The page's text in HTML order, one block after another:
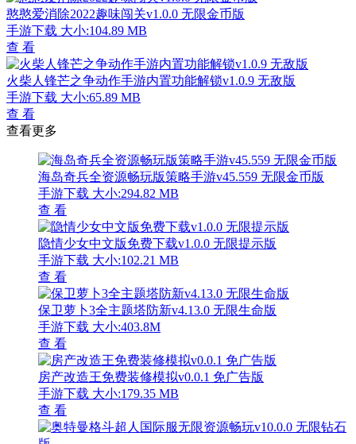
憨憨爱消除2022趣味闯关v1.0.0 无限金币版
手游下载 大小:104.89 MB
查 看
火柴人锋芒之争动作手游内置功能解锁v1.0.9 无敌版
手游下载 大小:65.89 MB
查 看
查看更多
海岛奇兵全资源畅玩版策略手游v45.559 无限金币版
手游下载 大小:294.82 MB
查 看
隐情少女中文版免费下载v1.0.0 无限提示版
手游下载 大小:102.21 MB
查 看
保卫萝卜3全主题塔防新v4.13.0 无限生命版
手游下载 大小:403.8M
查 看
房产改造王免费装修模拟v0.0.1 免广告版
手游下载 大小:179.35 MB
查 看